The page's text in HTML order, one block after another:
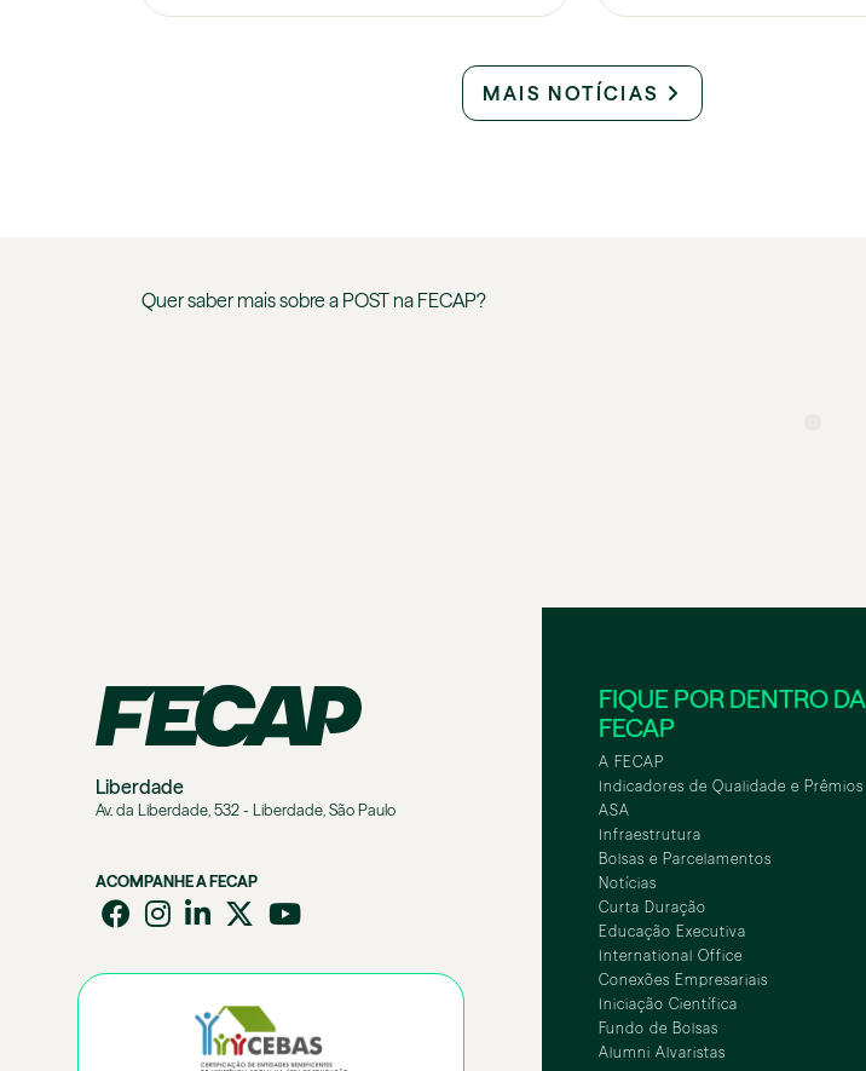
MAIS NOTÍCIAS
Quer saber mais sobre a POST na FECAP?
Liberdade
Av. da Liberdade, 532 - Liberdade, São Paulo
ACOMPANHE A FECAP
FIQUE POR DENTRO DA
FECAP
A FECAP
Indicadores de Qualidade e Prêmios
ASA
Infraestrutura
Bolsas e Parcelamentos
Notícias
Curta Duração
Educação Executiva
International Office
Conexões Empresariais
Iniciação Científica
Fundo de Bolsas
Alumni Alvaristas